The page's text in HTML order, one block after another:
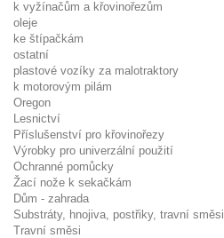
k vyžínačům a křovinořezům
oleje
ke štípačkám
ostatní
plastové vozíky za malotraktory
k motorovým pilám
Oregon
Lesnictví
Příslušenství pro křovinořezy
Výrobky pro univerzální použití
Ochranné pomůcky
Žací nože k sekačkám
Dům - zahrada
Substráty, hnojiva, postřiky, travní směsi
Travní směsi